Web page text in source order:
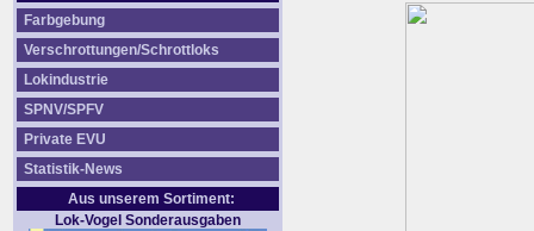
Farbgebung
Verschrottungen/Schrottloks
Lokindustrie
SPNV/SPFV
Private EVU
Statistik-News
Aus unserem Sortiment:
Lok-Vogel Sonderausgaben